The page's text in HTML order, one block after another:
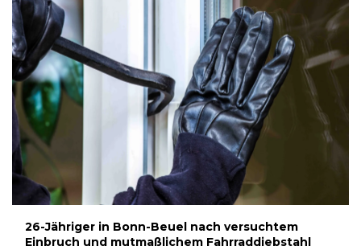
26-Jähriger in Bonn-Beuel nach versuchtem
Einbruch und mutmaßlichem Fahrraddiebstahl